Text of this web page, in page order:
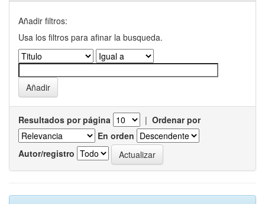
Añadir filtros:
Usa los filtros para afinar la busqueda.
Resultados por página | Ordenar por
En orden
Autor/registro